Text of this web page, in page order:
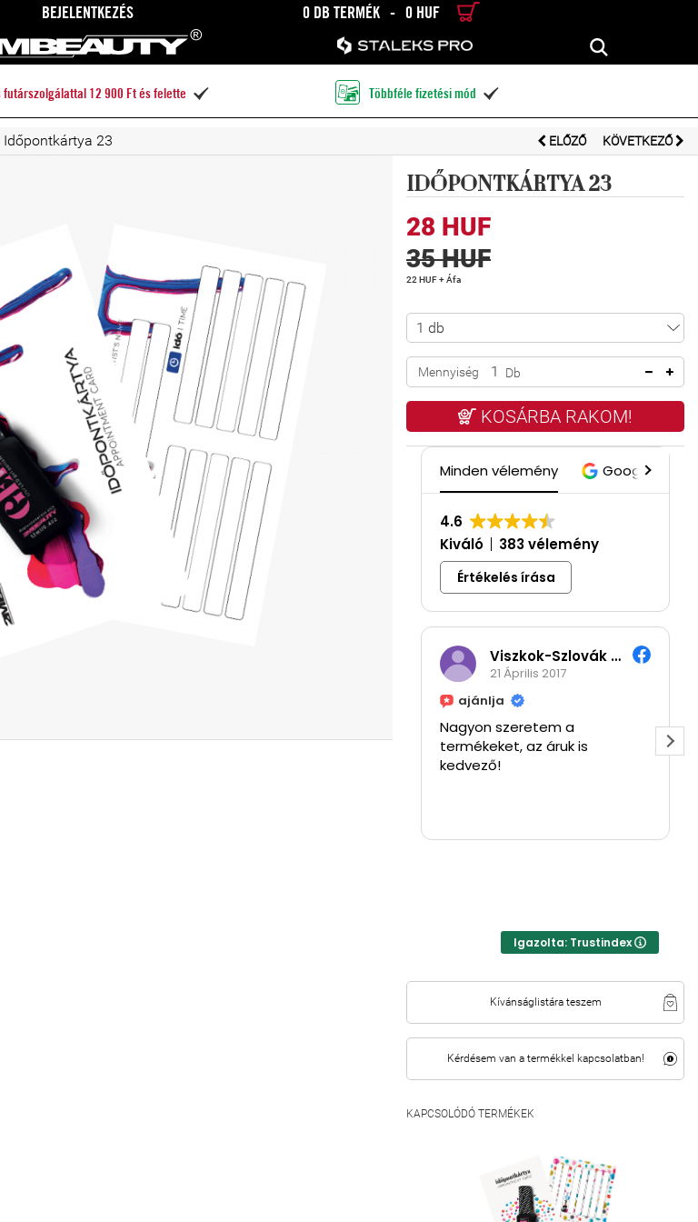
BEJELENTKEZÉS 0 DB TERMÉK - 0 HUF
RÉSZLETES KERESÉS KERESÉS
futárszolgálattal 12 900 Ft és felette  Többféle fizetési mód 
Időpontkártya 23 ELŐZŐ KÖVETKEZŐ
IDŐPONTKÁRTYA 23
28 HUF
35 HUF
22 HUF + Áfa
Mennyiség Db
KOSÁRBA RAKOM!
Minden vélemény Google
4.6
Kiváló
383 vélemény
Értékelés írása
Viszkok-Szlovák Alexandra
21 Április 2017
ajánlja
Nagyon szeretem a
termékeket, az áruk is
kedvező!
Igazolta: Trustindex
Kívánságlistára teszem
Kérdésem van a termékkel kapcsolatban!
KAPCSOLÓDÓ TERMÉKEK